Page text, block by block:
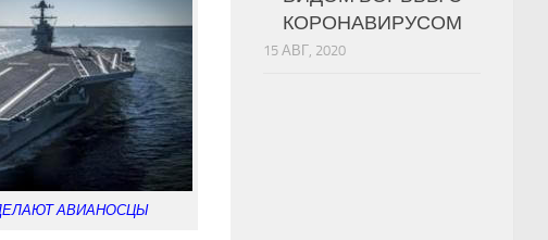
АВИАНОСЦЫ
КОРОНАВИРУСОМ
15 АВГ, 2020